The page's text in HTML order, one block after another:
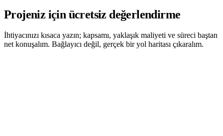
Projeniz için ücretsiz değerlendirme
İhtiyacınızı kısaca yazın; kapsamı, yaklaşık maliyeti ve süreci baştan
net konuşalım. Bağlayıcı değil, gerçek bir yol haritası çıkaralım.